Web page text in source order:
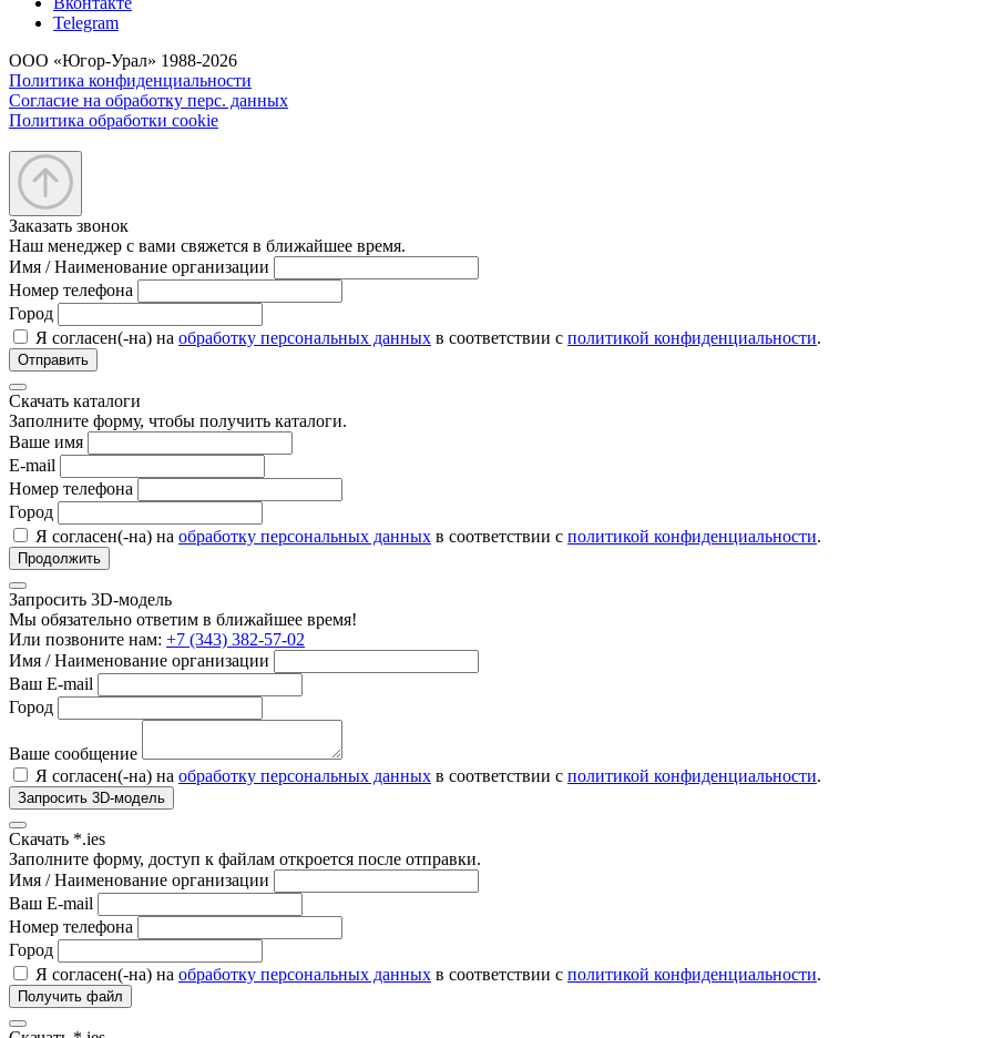
Telegram
ООО «Югор-Урал» 1988-2026
Политика конфиденциальности
Согласие на обработку перс. данных
Политика обработки cookie
Заказать звонок
Наш менеджер с вами свяжется в ближайшее время.
Имя / Наименование организации
Номер телефона
Город
Я согласен(-на) на обработку персональных данных в соответствии с политикой конфиденциальности.
Отправить
Скачать каталоги
Заполните форму, чтобы получить каталоги.
Ваше имя
E-mail
Номер телефона
Город
Я согласен(-на) на обработку персональных данных в соответствии с политикой конфиденциальности.
Продолжить
Запросить 3D-модель
Мы обязательно ответим в ближайшее время!
Или позвоните нам: +7 (343) 382-57-02
Имя / Наименование организации
Ваш E-mail
Город
Ваше сообщение
Я согласен(-на) на обработку персональных данных в соответствии с политикой конфиденциальности.
Запросить 3D-модель
Скачать *.ies
Заполните форму, доступ к файлам откроется после отправки.
Имя / Наименование организации
Ваш E-mail
Номер телефона
Город
Я согласен(-на) на обработку персональных данных в соответствии с политикой конфиденциальности.
Получить файл